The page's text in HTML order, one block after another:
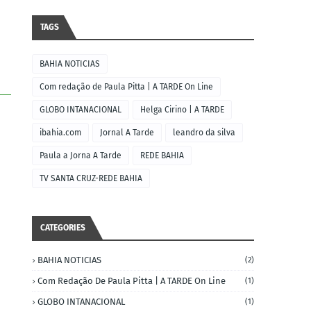
TAGS
BAHIA NOTICIAS
Com redação de Paula Pitta | A TARDE On Line
GLOBO INTANACIONAL Helga Cirino | A TARDE
ibahia.com Jornal A Tarde leandro da silva
Paula a Jorna A Tarde REDE BAHIA
TV SANTA CRUZ-REDE BAHIA
CATEGORIES
BAHIA NOTICIAS (2)
Com Redação De Paula Pitta | A TARDE On Line (1)
GLOBO INTANACIONAL (1)